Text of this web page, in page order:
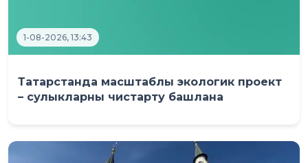
1-08-2026, 13:43
Татарстанда масштаблы экологик проект
– сулыкларны чистарту башлана